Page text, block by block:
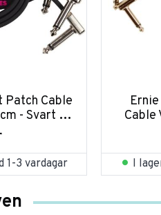
Cable
- Svart 3-
1-3 vardagar
Cable
I